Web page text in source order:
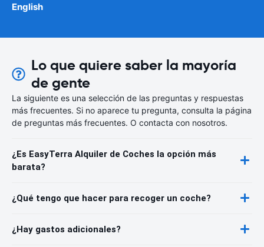
English
Lo que quiere saber la mayoría
de gente
La siguiente es una selección de las preguntas y respuestas
más frecuentes. Si no aparece tu pregunta, consulta la página
de preguntas más frecuentes. O contacta con nosotros.
¿Es EasyTerra Alquiler de Coches la opción más
barata?
¿Qué tengo que hacer para recoger un coche?
¿Hay gastos adicionales?